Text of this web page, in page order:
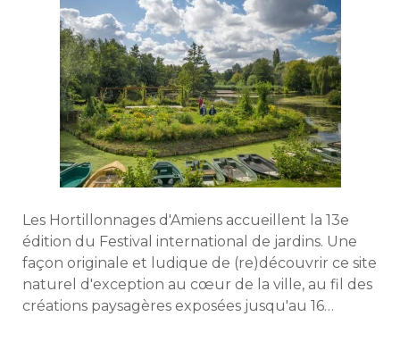
Les Hortillonnages d'Amiens accueillent la 13e
édition du Festival international de jardins. Une
façon originale et ludique de (re)découvrir ce site
naturel d'exception au cœur de la ville, au fil des
créations paysagères exposées jusqu'au 16